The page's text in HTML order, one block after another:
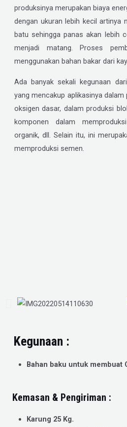
produksinya merupakan biaya
dengan ukuran lebih kecil artinya
batu sehingga panas akan lebih
menjadi matang. Proses
menggunakan bahan bakar dari
Ada banyak sekali kegunaan
yang mencakup aplikasinya
oksigen dasar, dalam produksi
komponen dalam
organik, dll. Selain itu, ini
memproduksi semen.
Kegunaan :
Bahan baku untuk membuat
Kemasan & Pengiriman :
Karung 25 Kg.